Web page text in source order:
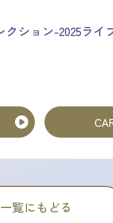
ション-2025ライ
一覧にもどる